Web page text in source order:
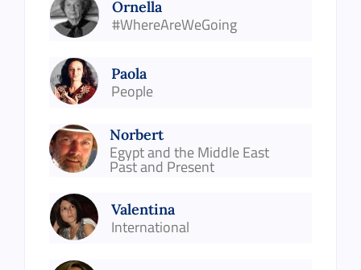
Ornella
#WhereAreWeGoing
Paola
People
Norbert
Egypt and the Middle East
Past and Present
Valentina
International